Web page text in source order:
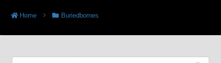
Home Buriedbornes